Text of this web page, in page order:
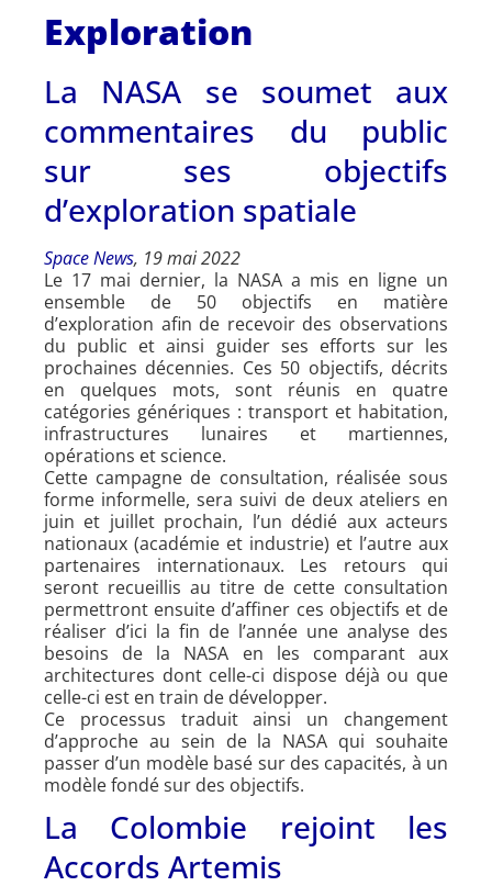
Exploration
La NASA se soumet aux
commentaires du public
sur ses objectifs
d’exploration spatiale
Space News, 19 mai 2022
Le 17 mai dernier, la NASA a mis en ligne un
ensemble de 50 objectifs en matière
d’exploration afin de recevoir des observations
du public et ainsi guider ses efforts sur les
prochaines décennies. Ces 50 objectifs, décrits
en quelques mots, sont réunis en quatre
catégories génériques : transport et habitation,
infrastructures lunaires et martiennes,
opérations et science.
Cette campagne de consultation, réalisée sous
forme informelle, sera suivi de deux ateliers en
juin et juillet prochain, l’un dédié aux acteurs
nationaux (académie et industrie) et l’autre aux
partenaires internationaux. Les retours qui
seront recueillis au titre de cette consultation
permettront ensuite d’affiner ces objectifs et de
réaliser d’ici la fin de l’année une analyse des
besoins de la NASA en les comparant aux
architectures dont celle-ci dispose déjà ou que
celle-ci est en train de développer.
Ce processus traduit ainsi un changement
d’approche au sein de la NASA qui souhaite
passer d’un modèle basé sur des capacités, à un
modèle fondé sur des objectifs.
La Colombie rejoint les
Accords Artemis